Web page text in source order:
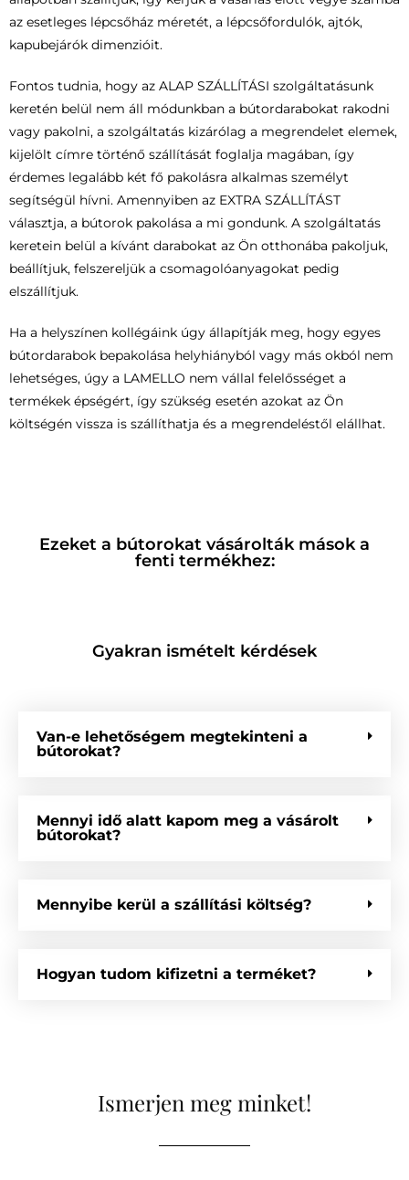
az esetleges lépcsőház méretét, a lépcsőfordulók, ajtók,
kapubejárók dimenzióit.
Fontos tudnia, hogy az ALAP SZÁLLÍTÁSI szolgáltatásunk
keretén belül nem áll módunkban a bútordarabokat rakodni
vagy pakolni, a szolgáltatás kizárólag a megrendelet elemek,
kijelölt címre történő szállítását foglalja magában, így
érdemes legalább két fő pakolásra alkalmas személyt
segítségül hívni. Amennyiben az EXTRA SZÁLLÍTÁST
választja, a bútorok pakolása a mi gondunk. A szolgáltatás
keretein belül a kívánt darabokat az Ön otthonába pakoljuk,
beállítjuk, felszereljük a csomagolóanyagokat pedig
elszállítjuk.
Ha a helyszínen kollégáink úgy állapítják meg, hogy egyes
bútordarabok bepakolása helyhiányból vagy más okból nem
lehetséges, úgy a LAMELLO nem vállal felelősséget a
termékek épségért, így szükség esetén azokat az Ön
költségén vissza is szállíthatja és a megrendeléstől elállhat.
Ezeket a bútorokat vásárolták mások a
fenti termékhez:
Gyakran ismételt kérdések
Van-e lehetőségem megtekinteni a
bútorokat?
Mennyi idő alatt kapom meg a vásárolt
bútorokat?
Mennyibe kerül a szállítási költség?
Hogyan tudom kifizetni a terméket?
Ismerjen meg minket!